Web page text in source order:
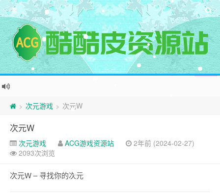
> 次元游戏 > 次元W
次元W
次元游戏 ACG游戏资源站
2年前 (2024-02-27)
2093次浏览
次元W – 寻找你的次元